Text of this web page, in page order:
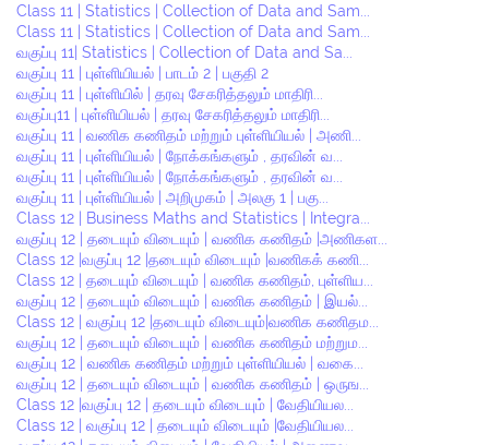
Class 11 | Statistics | Collection of Data and Sam...
Class 11 | Statistics | Collection of Data and Sam...
வகுப்பு 11| Statistics | Collection of Data and Sa...
வகுப்பு 11 | புள்ளியியல் | பாடம் 2 | பகுதி 2
வகுப்பு 11 | புள்ளியில் | தரவு சேகரித்தலும் மாதிரி...
வகுப்பு11 | புள்ளியியல் | தரவு சேகரித்தலும் மாதிரி...
வகுப்பு 11 | வணிக கணிதம் மற்றும் புள்ளியியல் | அணி...
வகுப்பு 11 | புள்ளியியல் | நோக்கங்களும் , தரவின் வ...
வகுப்பு 11 | புள்ளியியல் | நோக்கங்களும் , தரவின் வ...
வகுப்பு 11 | புள்ளியியல் | அறிமுகம் | அலகு 1 | பகு...
Class 12 | Business Maths and Statistics | Integra...
வகுப்பு 12 | தடையும் விடையும் | வணிக கணிதம் |அணிகள...
Class 12 |வகுப்பு 12 |தடையும் விடையும் |வணிகக் கணி...
Class 12 | தடையும் விடையும் | வணிக கணிதம், புள்ளிய...
வகுப்பு 12 | தடையும் விடையும் | வணிக கணிதம் | இயல்...
Class 12 | வகுப்பு 12 |தடையும் விடையும்|வணிக கணிதம...
வகுப்பு 12 | தடையும் விடையும் | வணிக கணிதம் மற்றும...
வகுப்பு 12 | வணிக கணிதம் மற்றும் புள்ளியியல் | வகை...
வகுப்பு 12 | தடையும் விடையும் | வணிக கணிதம் | ஒருங...
Class 12 |வகுப்பு 12 | தடையும் விடையும் | வேதியியல...
Class 12 | வகுப்பு 12 | தடையும் விடையும் |வேதியியல...